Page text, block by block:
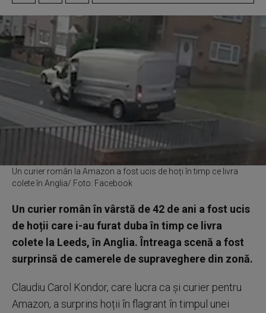
Un curier român la Amazon a fost ucis de hoți în timp ce livra
colete în Anglia/ Foto: Facebook
Un curier român în vârstă de 42 de ani a fost ucis
de hoții care i-au furat duba în timp ce livra
colete la Leeds, în Anglia. Întreaga scenă a fost
surprinsă de camerele de supraveghere din zonă.
Claudiu Carol Kondor, care lucra ca și curier pentru
Amazon, a surprins hoții în flagrant în timpul unei